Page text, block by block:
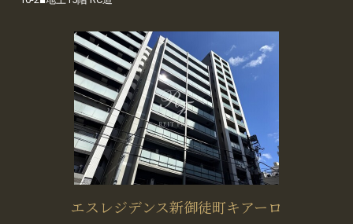
エスレジデンス新御徒町キアーロ